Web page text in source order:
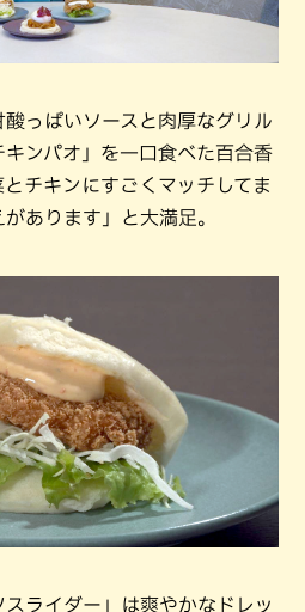
っぱいソースと肉厚なグリル
ンパオ」を一口食べた百合香
チキンにすごくマッチしてま
あります」と大満足。
ライダー」は爽やかなドレッ